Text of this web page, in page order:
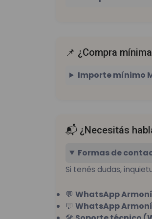
📌 ¿Compra
Importe mínimo
📬 ¿Necesitás
Formas de
Si tenés dudas,
💬 WhatsApp
💬 WhatsApp